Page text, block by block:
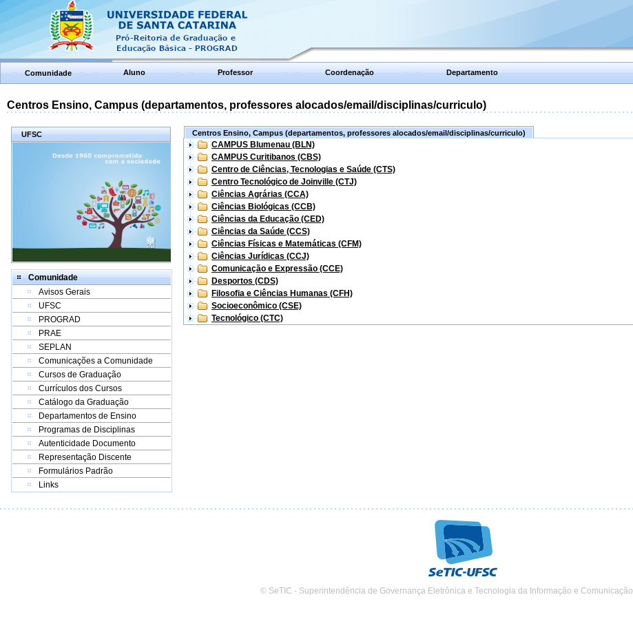
Comunidade Aluno Professor Coordenação Departamento
Centros Ensino, Campus (departamentos, professores alocados/email/disciplinas/curriculo)
UFSC
Comunidade
Avisos Gerais
UFSC
PROGRAD
PRAE
SEPLAN
Comunicações a Comunidade
Cursos de Graduação
Currículos dos Cursos
Catálogo da Graduação
Departamentos de Ensino
Programas de Disciplinas
Autenticidade Documento
Representação Discente
Formulários Padrão
Links
Centros Ensino, Campus (departamentos, professores alocados/email/disciplinas/curriculo)
CAMPUS Blumenau (BLN)
CAMPUS Curitibanos (CBS)
Centro de Ciências, Tecnologias e Saúde (CTS)
Centro Tecnológico de Joinville (CTJ)
Ciências Agrárias (CCA)
Ciências Biológicas (CCB)
Ciências da Educação (CED)
Ciências da Saúde (CCS)
Ciências Físicas e Matemáticas (CFM)
Ciências Jurídicas (CCJ)
Comunicação e Expressão (CCE)
Desportos (CDS)
Filosofia e Ciências Humanas (CFH)
Socioeconômico (CSE)
Tecnológico (CTC)
© SeTIC - Superintendência de Governança Eletrônica e Tecnologia da Informação e Comunicação